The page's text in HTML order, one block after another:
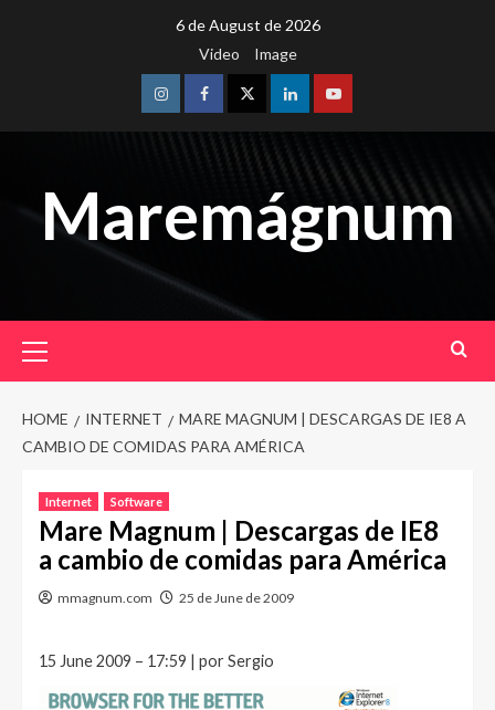
6 de August de 2026
Video
Image
InstagramFacebookTwitterLinkedinYoutube
Maremágnum
Menu
HOME INTERNET
MARE MAGNUM | DESCARGAS DE IE8 A
CAMBIO DE COMIDAS PARA AMÉRICA
Internet Software
Mare Magnum | Descargas de IE8
a cambio de comidas para América
mmagnum.com 25 de June de 2009
15 June 2009 – 17:59 | por Sergio